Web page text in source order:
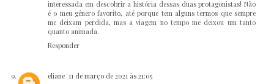
interessada em descobrir a história dessas duas protagonistas! Não
é o meu gênero favorito, até porque tem alguns termos que sempre
me deixam perdida, mas a viagem no tempo me deixou um tanto
quanto animada.
Responder
eliane 11 de março de 2021 às 21:05